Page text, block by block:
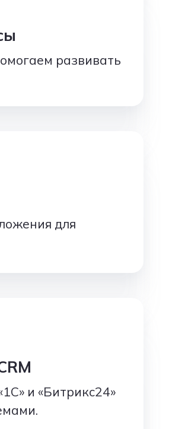
развивать
для
и «Битрикс24»